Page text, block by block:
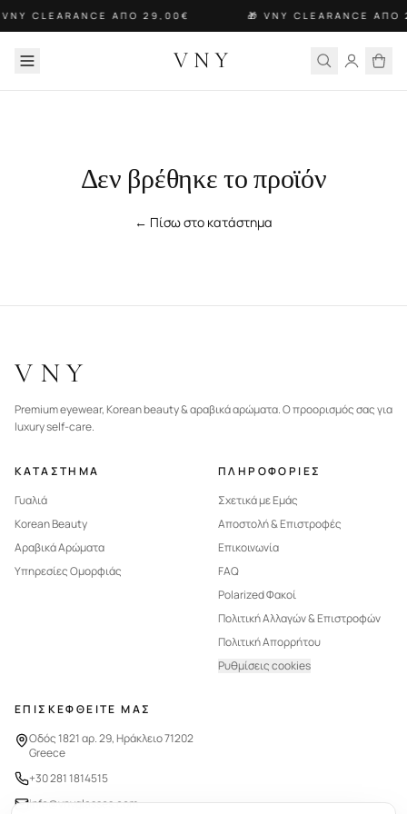
VNY CLEARANCE ΑΠΟ 29,00€ 🎁 VNY CLEARANCE
VNY
Δεν βρέθηκε το προϊόν
← Πίσω στο κατάστημα
VNY
Premium eyewear, Korean beauty & αραβικά αρώματα. Ο προορισμός σας για
luxury self-care.
ΚΑΤΑΣΤΗΜΑ
Γυαλιά
Korean Beauty
Αραβικά Αρώματα
Υπηρεσίες Ομορφιάς
ΠΛΗΡΟΦΟΡΙΕΣ
Σχετικά με Εμάς
Αποστολή & Επιστροφές
Επικοινωνία
FAQ
Polarized Φακοί
Πολιτική Αλλαγών & Επιστροφών
Πολιτική Απορρήτου
Ρυθμίσεις cookies
ΕΠΙΣΚΕΦΘΕΙΤΕ ΜΑΣ
Οδός 1821 αρ. 29, Ηράκλειο 71202
Greece
+30 281 1814515
info@vnyglasses.com